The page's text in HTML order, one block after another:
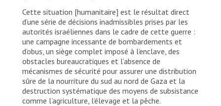
Cette situation [humanitaire] est le résultat direct
d’une série de décisions inadmissibles prises par les
autorités israéliennes dans le cadre de cette guerre :
une campagne incessante de bombardements et
d’obus, un siège complet imposé à l’enclave, des
obstacles bureaucratiques et l’absence de
mécanismes de sécurité pour assurer une distribution
sûre de la nourriture du sud au nord de Gaza et la
destruction systématique des moyens de subsistance
comme l’agriculture, l’élevage et la pêche.